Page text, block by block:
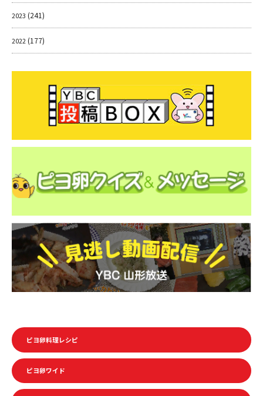
2023 (241)
2022(177)
ピヨ卵料理レシピ
ピヨ卵ワイド